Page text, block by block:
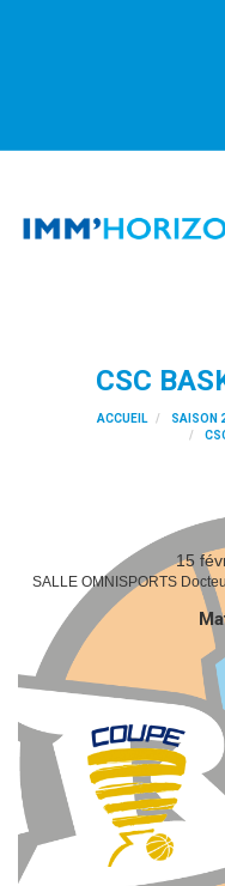
CSC
ACCUEIL SAISON
15
SALLE OMNISPORTS